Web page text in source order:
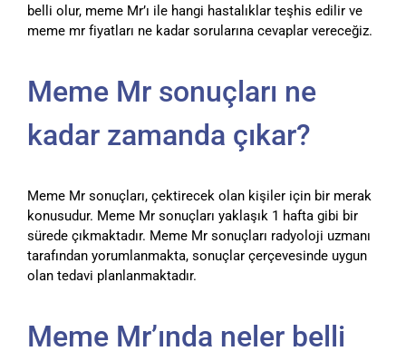
belli olur, meme Mr’ı ile hangi hastalıklar teşhis edilir ve
meme mr fiyatları ne kadar sorularına cevaplar vereceğiz.
Meme Mr sonuçları ne
kadar zamanda çıkar?
Meme Mr sonuçları, çektirecek olan kişiler için bir merak
konusudur. Meme Mr sonuçları yaklaşık 1 hafta gibi bir
sürede çıkmaktadır. Meme Mr sonuçları radyoloji uzmanı
tarafından yorumlanmakta, sonuçlar çerçevesinde uygun
olan tedavi planlanmaktadır.
Meme Mr’ında neler belli